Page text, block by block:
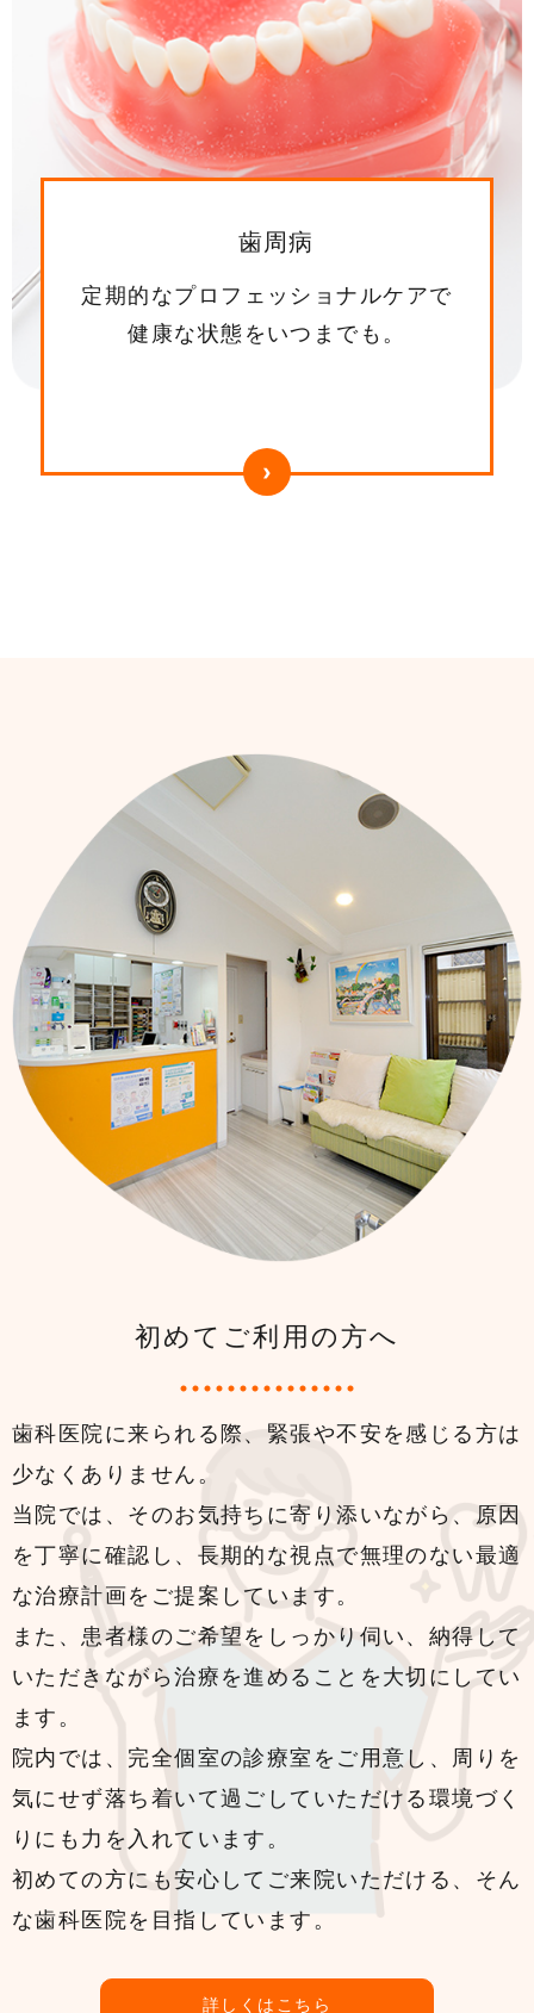
歯周病
定期的なプロフェッショナルケアで
健康な状態をいつまでも。
初めてご利用の方へ
歯科医院に来られる際、緊張や不安を感じる方は
少なくありません。
当院では、そのお気持ちに寄り添いながら、原因
を丁寧に確認し、長期的な視点で無理のない最適
な治療計画をご提案しています。
また、患者様のご希望をしっかり伺い、納得して
いただきながら治療を進めることを大切にしてい
ます。
院内では、完全個室の診療室をご用意し、周りを
気にせず落ち着いて過ごしていただける環境づく
りにも力を入れています。
初めての方にも安心してご来院いただける、そん
な歯科医院を目指しています。
詳しくはこちら